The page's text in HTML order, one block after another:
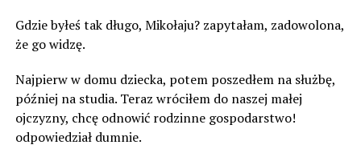
Gdzie byłeś tak długo, Mikołaju? zapytałam, zadowolona,
że go widzę.
Najpierw w domu dziecka, potem poszedłem na służbę,
później na studia. Teraz wróciłem do naszej małej
ojczyzny, chcę odnowić rodzinne gospodarstwo!
odpowiedział dumnie.